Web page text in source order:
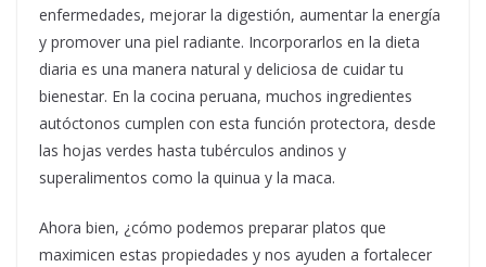
enfermedades, mejorar la digestión, aumentar la energía
y promover una piel radiante. Incorporarlos en la dieta
diaria es una manera natural y deliciosa de cuidar tu
bienestar. En la cocina peruana, muchos ingredientes
autóctonos cumplen con esta función protectora, desde
las hojas verdes hasta tubérculos andinos y
superalimentos como la quinua y la maca.
Ahora bien, ¿cómo podemos preparar platos que
maximicen estas propiedades y nos ayuden a fortalecer